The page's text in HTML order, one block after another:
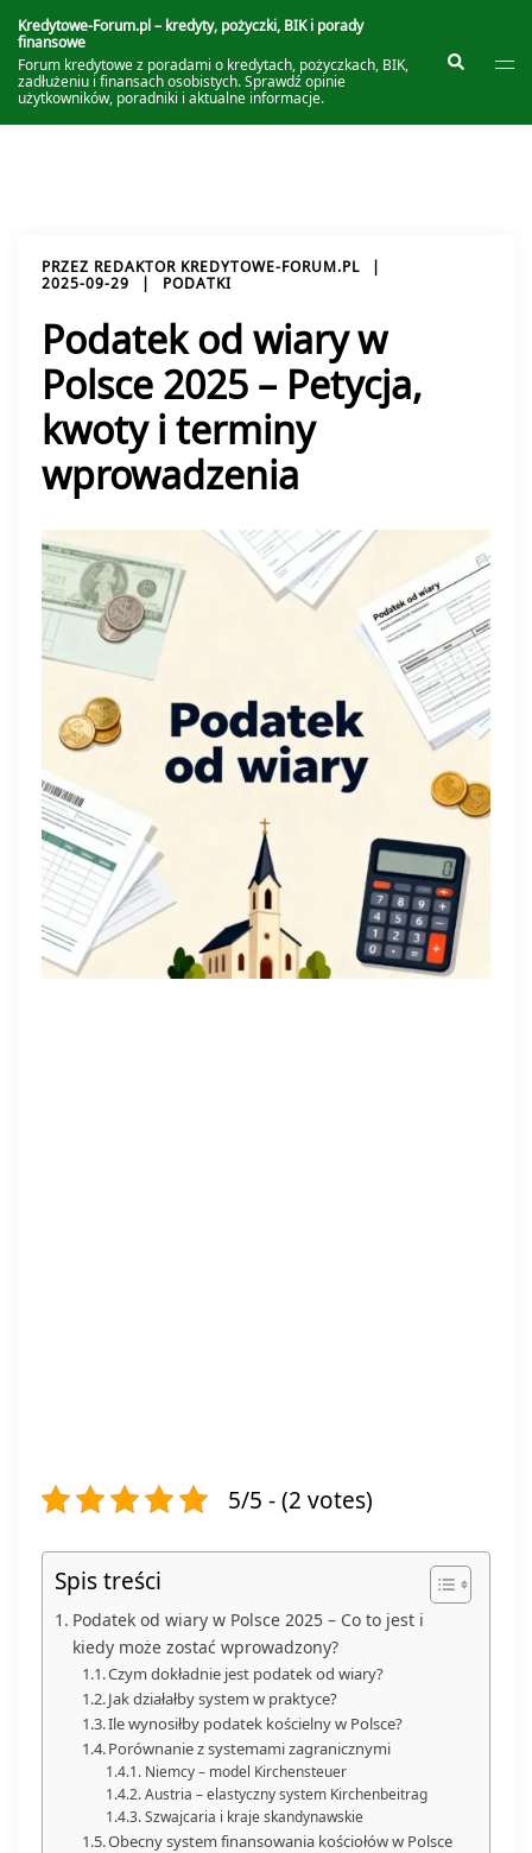
do
treści
Kredytowe-Forum.pl – kredyty, pożyczki, BIK i porady
finansowe
Forum kredytowe z poradami o kredytach, pożyczkach, BIK,
zadłużeniu i finansach osobistych. Sprawdź opinie
użytkowników, poradniki i aktualne informacje.
Szukaj
PRZEZ REDAKTOR KREDYTOWE-FORUM.PL
2025-09-29
PODATKI
Podatek od wiary w
Polsce 2025 – Petycja,
kwoty i terminy
wprowadzenia
5/5 - (2 votes)
Spis treści
Podatek od wiary w Polsce 2025 – Co to jest i
kiedy może zostać wprowadzony?
Czym dokładnie jest podatek od wiary?
Jak działałby system w praktyce?
Ile wynosiłby podatek kościelny w Polsce?
Porównanie z systemami zagranicznymi
Niemcy – model Kirchensteuer
Austria – elastyczny system Kirchenbeitrag
Szwajcaria i kraje skandynawskie
Obecny system finansowania kościołów w Polsce